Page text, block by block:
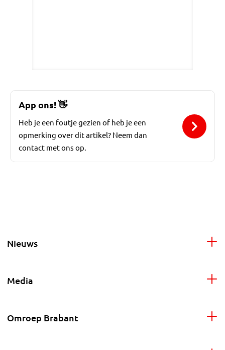
App ons!👋
Heb je een foutje gezien of heb je een
opmerking over dit artikel? Neem dan
contact met ons op.
Nieuws
Media
Omroep Brabant